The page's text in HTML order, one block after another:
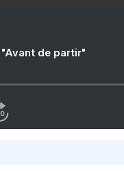
de partir"